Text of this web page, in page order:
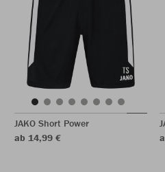
JAKO Short Power
ab 14,99 €